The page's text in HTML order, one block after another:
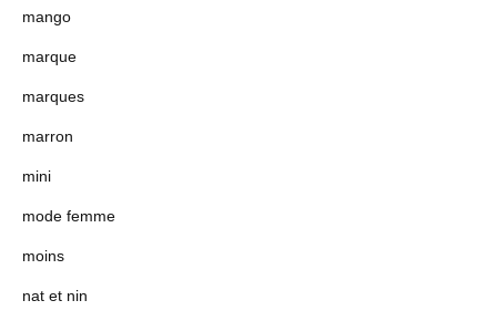
mango
marque
marques
marron
mini
mode femme
moins
nat et nin